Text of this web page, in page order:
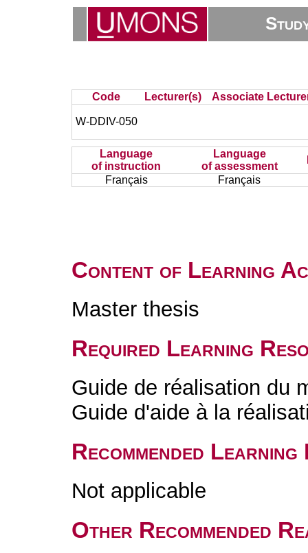
Code Lecturer(s) Associate
W-DDIV-050
Language
of instruction
Language
of assessment
Français
Français
Content of Learning
Master thesis
Required Learning
Guide de réalisation du
Guide d'aide à la
Recommended
Not applicable
Other Recommended